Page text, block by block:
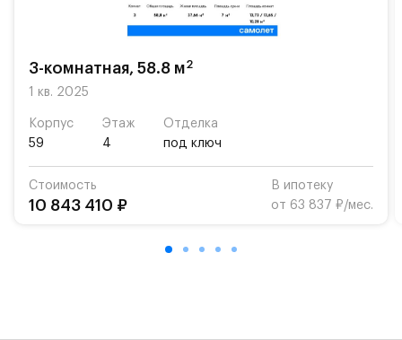
На территории квартала возведут детский сад и
школу. Также для наиболее одарённых детей есть
«Жуковка».
парковки.
Территория квартала приватная, въезд
осуществляется по пропускам.#yan19-2r1507036#
3-комнатная, 58.8 м2
1 кв. 2025
Корпус
59
Этаж
4
Отделка
под ключ
Стоимость
10 843 410 ₽
В ипотеку
от 63 837 ₽/мес.